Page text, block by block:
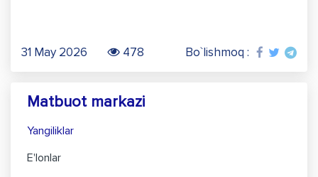
31 May 2026 478 Bo`lishmoq :
Matbuot markazi
Yangiliklar
E'lonlar